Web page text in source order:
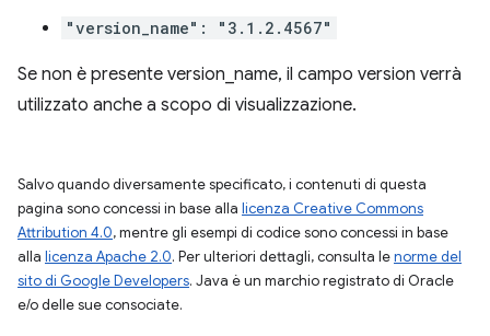
"version_name": "3.1.2.4567"
Se non è presente version_name, il campo version verrà
utilizzato anche a scopo di visualizzazione.
Salvo quando diversamente specificato, i contenuti di questa
pagina sono concessi in base alla licenza Creative Commons
Attribution 4.0, mentre gli esempi di codice sono concessi in base
alla licenza Apache 2.0. Per ulteriori dettagli, consulta lenorme del
sito di Google Developers. Java è un marchio registrato di Oracle
e/o delle sue consociate.